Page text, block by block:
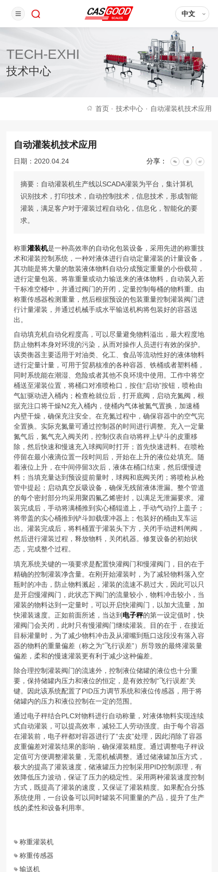
中文
TECH-EXHI
技术中心
首页 · 技术中心 · 自动灌装机技术应用
自动灌装机技术应用
日期：2020.04.24 分享：
摘要：自动灌装机生产线以SCADA灌装为平台，集计算机
识别技术，打印技术，自动控制技术，信息技术，形成智能
灌装，满足客户对于灌装过程自动化，信息化，智能化的要
求。
称重灌装机是一种高效率的自动化包装设备，采用先进的称重技
术和灌装控制系统，一种对液体进行自动定量灌装的计量设备，
其功能是将大量的散装液体物料自动分成预定重量的小份载荷，
进行定量包装。将靠重量或动力输送来的液体物料，自动装入若
干标准空桶中，并通过阀门的开闭，定量控制每桶的物料重。由
称重传感器检测重量，然后根据预设的包装重量控制灌装阀门进
行计量灌装，并通过机械手或水平输送机构将包装好的容器送
出。
自动填充机自动化程度高，可以尽量避免物料溢出，最大程度地
防止物料本身对环境的污染，从而对操作人员进行有效的保护。
该类衡器主要适用于对油类、化工、食品等流动性好的液体物料
进行定量计量，可用于贸易核准的各种容器、铁桶或者塑料桶，
同时系统能在潮湿、危险或者其他不良环境中使用。工作中将空
桶送至灌装位置，将桶口对准喷枪口，按住“启动”按钮，喷枪由
气缸驱动进入桶内；检查枪就位后，打开底阀，启动充氮阀，根
据充注口将干燥N2充入桶内，使桶内气体被氮气置换，加速桶
内壁干燥，确保充注安全。在充氮过程中，确保容器中的空气完
全置换。实际充氮量可通过控制器的时间进行调整。充入一定量
氮气后，氮气充入阀关闭，控制仪表自动将秤上铲斗的皮重移
除，然后快速和慢速充入球阀同时打开；首先快速进料。在喷枪
停留在最小液滴位置一段时间后，开始在上升的液位处填充。随
着液位上升，在中间停留3次后，液体在桶口结束，然后缓慢进
料；当填充量达到预设提前量时，球阀和底阀关闭；将喷枪从枪
管中提起；启动真空反吸设备，确保无残留液体泄漏。整个管道
的每个密封部分均采用聚四氟乙烯密封，以满足无泄漏要求。灌
装完成后，手动将满桶推到实心桶辊道上，手动气动拧上盖子；
将带盖的实心桶推到铲斗卸载缓冲器上；包装好的桶由叉车运
出。灌装完成后，将料桶置于灌装头下方，关闭手动进料闸阀，
然后进行灌装过程，释放物料，关闭机器。修复设备的初始状
态，完成整个过程。
填充系统关键的一项要求是配置快灌阀门和慢灌阀门，目的在于
精确的控制灌装净含量。在刚开始灌装时，为了减轻物料落入空
瓶时的冲击，防止物料溅起，灌装的流速不易过大，因此可以只
是开启慢灌阀门，此状态下阀门的流量较小，物料冲击较小，当
灌装的物料达到一定量时，可以开启快灌阀门，以加大流量，加
快灌装速度。正如前面所述，当达到 电子秤的第一设定值时，快
灌阀门会关闭，此时只有慢灌阀门继续灌装。目的在于，在接近
目标灌量时，为了减少物料冲击及从灌嘴到瓶口这段没有落入容
器的物料的重量偏差（称之为“飞行误差”）所导致的最终灌装量
偏差，柔和的慢速灌装更有利于减少这种偏差。
除合理控制灌装阀门的流速外，控制液位储罐的液位也十分重
要，保持储罐内压力和液位的恒定，是有效控制“飞行误差”关
键。因此该系统配置了PID压力调节系统和液位传感器，用于将
储罐内的压力和液位控制在一定的范围。
通过电子秤结合PLC对物料进行自动称量，对液体物料实现连续
式自动灌装，可以提高效率，减轻工人劳动强度。由于每个容器
在灌装前，电子秤都对容器进行了“去皮”处理，因此消除了容器
皮重偏差对灌装结果的影响，确保灌装精度。通过调整电子秤设
定值可方便调整灌装量，无需机械调整。通过储液罐加压方式，
极大的提高了灌装速度，储液罐压力控制采用PID控制原理，有
效降低压力波动，保证了压力的稳定性。采用两种灌装速度控制
方式，既提高了灌装的速度，又保证了灌装精度。如果配合分拣
系统使用，一台设备可以同时罐装不同重量的产品，提升了生产
线的柔性和设备利用率。
称重灌装机
称重传感器
输送机